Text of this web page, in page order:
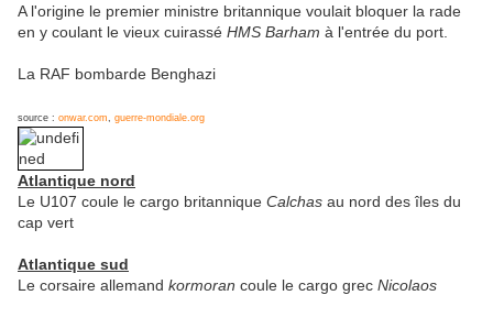
A l'origine le premier ministre britannique voulait bloquer la rade
en y coulant le vieux cuirassé HMS Barham à l'entrée du port.
La RAF bombarde Benghazi
source : onwar.com guerre-mondiale.org
Atlantique nord
Le U107 coule le cargo britannique Calchas au nord des îles du
cap vert
Atlantique sud
Le corsaire allemand kormoran coule le cargo grec Nicolaos